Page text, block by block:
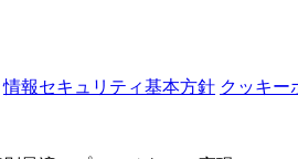
情報セキュリティ基本方針 クッキー